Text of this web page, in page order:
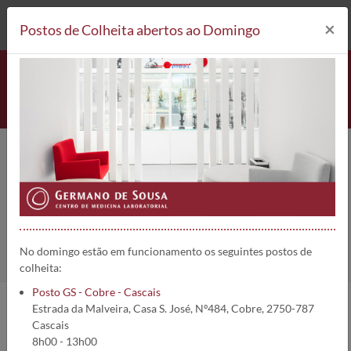
212 693 530* Postos de Colheita
Encefalites Autoimunes
Home Áreas Clínicas
Epidemiologia
Postos de Colheita abertos ao Domingo ×
No domingo estão em funcionamento os seguintes postos de
colheita:
Posto GS - Cobre - Cascais
Estrada da Malveira, Casa S. José, Nº484, Cobre, 2750-787
Cascais
8h00 - 13h00